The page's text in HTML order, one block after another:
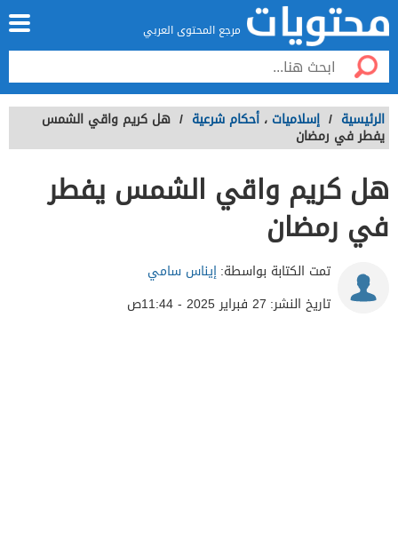
مرجع المحتوى العربي
الرئيسية / إسلاميات ، أحكام شرعية / هل كريم واقي الشمس
يفطر في رمضان
هل كريم واقي الشمس يفطر
في رمضان
تمت الكتابة بواسطة:إيناس سامي
تاريخ النشر: 27 فبراير 2025 - 11:44ص